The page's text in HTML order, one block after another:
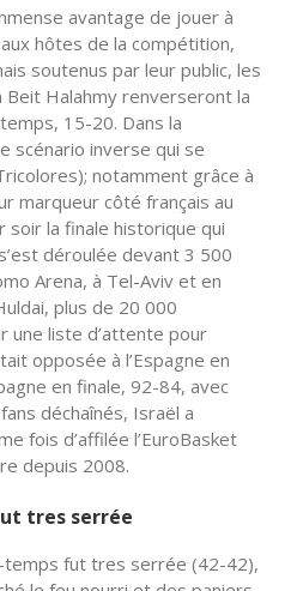
avantage de jouer à
hôtes de la compétition,
soutenus par leur public, les
Beit Halahmy renverseront la
15-20. Dans la
scénario inverse qui se
notamment grâce à
marqueur côté français au
soir la finale historique qui
déroulée devant 3 500
Arena, à Tel-Aviv et en
plus de 20 000
une liste d’attente pour
opposée à l’Espagne en
en finale, 92-84, avec
déchaînés, Israël a
fois d’affilée l’EuroBasket
depuis 2008.
tres serrée
temps fut tres serrée (42-42),